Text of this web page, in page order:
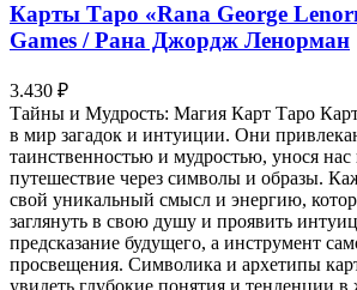
Карты Таро «Rana George
Games / Рана Джордж Ленорман
3.430 ₽
Тайны и Мудрость: Магия Карт Таро
в мир загадок и интуиции. Они
таинственностью и мудростью, унося нас
путешествие через символы и образы.
свой уникальный смысл и энергию,
заглянуть в свою душу и проявить
предсказание будущего, а инструмент
просвещения. Символика и архетипы
увидеть глубокие понятия и тенденции